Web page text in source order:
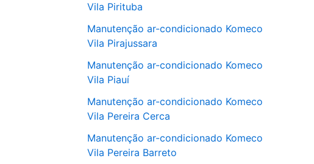
Vila Pirituba
Manutenção ar-condicionado Komeco
Vila Pirajussara
Manutenção ar-condicionado Komeco
Vila Piauí
Manutenção ar-condicionado Komeco
Vila Pereira Cerca
Manutenção ar-condicionado Komeco
Vila Pereira Barreto